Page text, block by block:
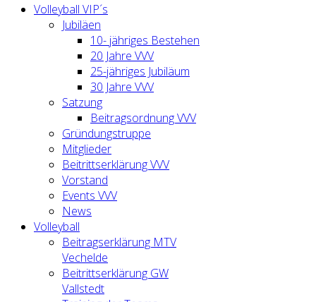
Volleyball VIP´s
Jubiläen
10- jähriges Bestehen
20 Jahre VVV
25-jähriges Jubiläum
30 Jahre VVV
Satzung
Beitragsordnung VVV
Gründungstruppe
Mitglieder
Beitrittserklärung VVV
Vorstand
Events VVV
News
Volleyball
Beitragserklärung MTV
Vechelde
Beitrittserklärung GW
Vallstedt